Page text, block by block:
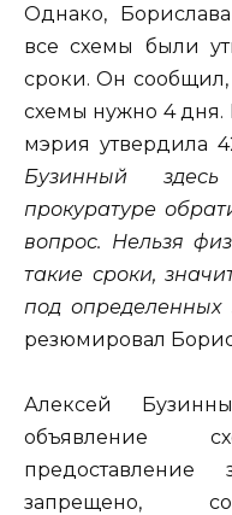
Однако,
все схемы были
сроки. Он
схемы нужно 4 дня.
мэрия утвердила
Бузинный
прокуратуре
вопрос. Нельзя
такие сроки,
под определенных
резюмировал
Алексей
объявление
предоставление
запрещено,